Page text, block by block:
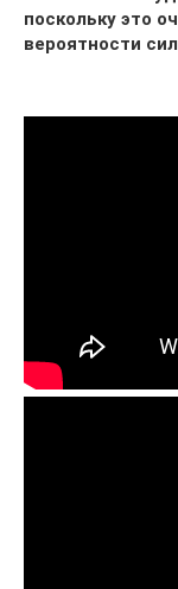
поскольку это
вероятности